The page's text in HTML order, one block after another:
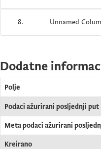
8. Unnamed
Dodatne
Polje
Podaci ažurirani posljednji put
Meta podaci ažurirani
Kreirano